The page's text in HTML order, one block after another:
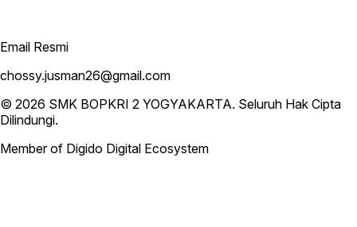
Email Resmi
chossy.jusman26@gmail.com
© 2026 SMK BOPKRI 2 YOGYAKARTA. Seluruh Hak Cipta
Dilindungi.
Member of Digido Digital Ecosystem